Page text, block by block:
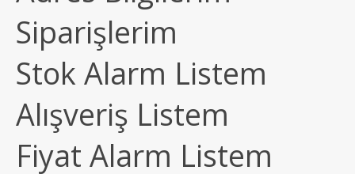
Siparişlerim
Stok Alarm Listem
Alışveriş Listem
Fiyat Alarm Listem